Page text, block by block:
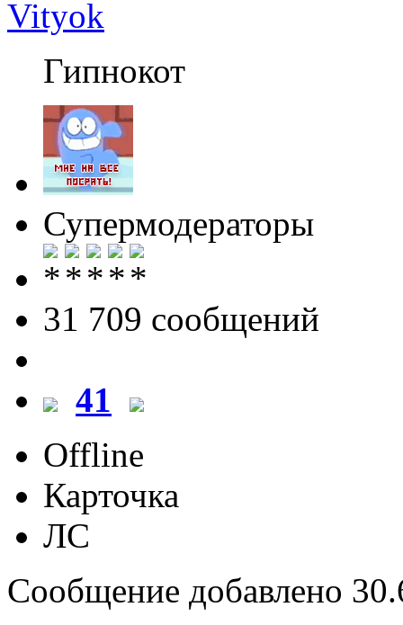
Vityok
Гипнокот
Супермодераторы
31 709 cообщений
41
Offline
Карточка
ЛС
Сообщение добавлено